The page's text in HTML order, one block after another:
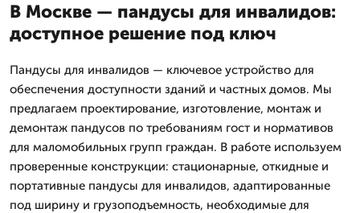
В Москве — пандусы для инвалидов:
доступное решение под ключ
Пандусы для инвалидов — ключевое устройство для
обеспечения доступности зданий и частных домов. Мы
предлагаем проектирование, изготовление, монтаж и
демонтаж пандусов по требованиям гост и нормативов
для маломобильных групп граждан. В работе используем
проверенные конструкции: стационарные, откидные и
портативные пандусы для инвалидов, адаптированные
под ширину и грузоподъемность, необходимые для